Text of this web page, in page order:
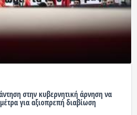
στην κυβερνητική άρνηση να
για αξιοπρεπή διαβίωση